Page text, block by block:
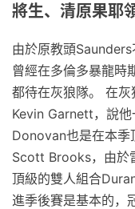
將生、清原果耶
由於原教頭
曾經在多倫多暴龍時
都待在灰狼隊。 在
Kevin Garnett，說他
Donovan也是在本季
Scott Brooks，由於
頂級的雙人組合
進季後賽是基本的，